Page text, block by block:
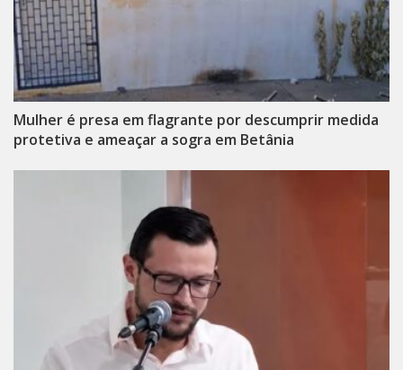
Mulher é presa em flagrante por descumprir medida
protetiva e ameaçar a sogra em Betânia